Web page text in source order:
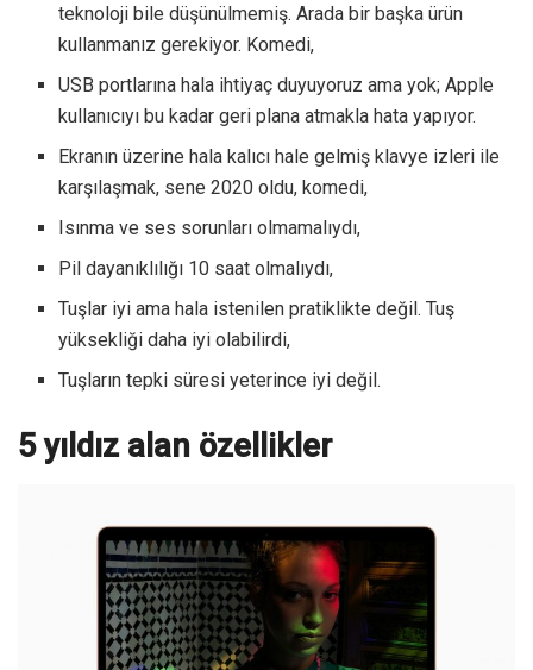
teknoloji bile düşünülmemiş. Arada bir başka ürün
kullanmanız gerekiyor. Komedi,
USB portlarına hala ihtiyaç duyuyoruz ama yok; Apple
kullanıcıyı bu kadar geri plana atmakla hata yapıyor.
Ekranın üzerine hala kalıcı hale gelmiş klavye izleri ile
karşılaşmak, sene 2020 oldu, komedi,
Isınma ve ses sorunları olmamalıydı,
Pil dayanıklılığı 10 saat olmalıydı,
Tuşlar iyi ama hala istenilen pratiklikte değil. Tuş
yüksekliği daha iyi olabilirdi,
Tuşların tepki süresi yeterince iyi değil.
5 yıldız alan özellikler